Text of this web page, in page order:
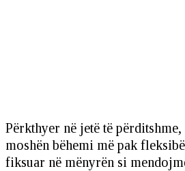
Përkthyer në jetë të
moshën bëhemi më pak
fiksuar në mënyrën si